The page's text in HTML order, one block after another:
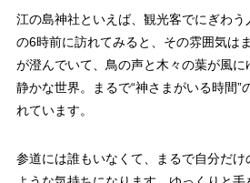
江の島神社といえば、観光客でにぎわ
の6時前に訪れてみると、その雰囲気は
が澄んでいて、鳥の声と木々の葉が風
静かな世界。まるで“神さまがいる時間”
れています。
参道には誰もいなくて、まるで自分だ